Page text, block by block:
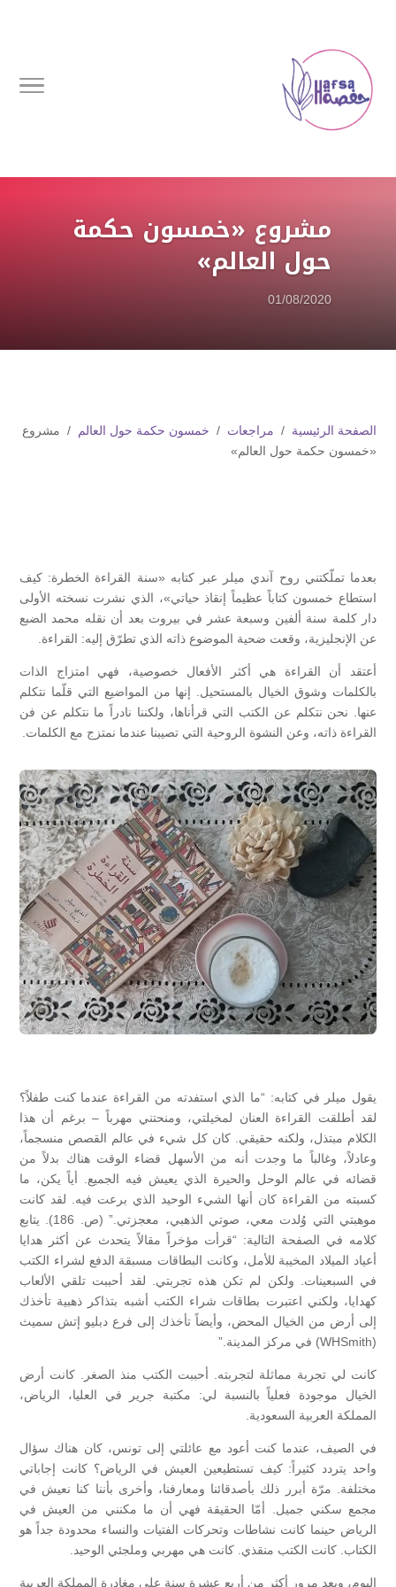
مشروع «خمسون حكمة
حول العالم»
01/08/2020
الصفحة الرئيسية / مراجعات / خمسون حكمة حول العالم
/ مشروع
«خمسون حكمة حول العالم»
بعدما تملّكتني روح آندي ميلر عبر كتابه «سنة القراءة الخطرة: كيف
استطاع خمسون كتاباً عظيماً إنقاذ حياتي»، الذي نشرت نسخته الأولى
دار كلمة سنة ألفين وسبعة عشر في بيروت بعد أن نقله محمد الضبع
عن الإنجليزية، وقعت ضحية الموضوع ذاته الذي تطرّق إليه: القراءة.
أعتقد أن القراءة هي أكثر الأفعال خصوصية، فهي امتزاج الذات
بالكلمات وشوق الخيال بالمستحيل. إنها من المواضيع التي قلّما نتكلم
عنها. نحن نتكلم عن الكتب التي قرأناها، ولكننا نادراً ما نتكلم عن فن
القراءة ذاته، وعن النشوة الروحية التي تصيبنا عندما نمتزج مع الكلمات.
يقول ميلر في كتابه: “ما الذي استفدته من القراءة عندما كنت طفلاً؟
لقد أطلقت القراءة العنان لمخيلتي، ومنحتني مهرباً – برغم أن هذا
الكلام مبتذل، ولكنه حقيقي. كان كل شيء في عالم القصص منسجماً،
وعادلاً، وغالباً ما وجدت أنه من الأسهل قضاء الوقت هناك بدلاً من
قضائه في عالم الوحل والحيرة الذي يعيش فيه الجميع. أياً يكن، ما
كسبته من القراءة كان أنها الشيء الوحيد الذي برعت فيه. لقد كانت
موهبتي التي وُلدت معي، صوتي الذهبي، معجزتي.” (ص. 186). يتابع
كلامه في الصفحة التالية: “قرأت مؤخراً مقالاً يتحدث عن أكثر هدايا
أعياد الميلاد المخيبة للأمل، وكانت البطاقات مسبقة الدفع لشراء الكتب
في السبعينات. ولكن لم تكن هذه تجربتي. لقد أحببت تلقي الألعاب
كهدايا، ولكني اعتبرت بطاقات شراء الكتب أشبه بتذاكر ذهبية تأخذك
إلى أرض من الخيال المحض، وأيضاً تأخذك إلى فرع دبليو إتش سميث
(WHSmith) في مركز المدينة.”
كانت لي تجربة مماثلة لتجربته. أحببت الكتب منذ الصغر. كانت أرض
الخيال موجودة فعلياً بالنسبة لي: مكتبة جرير في العليا، الرياض،
المملكة العربية السعودية.
في الصيف، عندما كنت أعود مع عائلتي إلى تونس، كان هناك سؤال
واحد يتردد كثيراً: كيف تستطيعين العيش في الرياض؟ كانت إجاباتي
مختلفة. مرّة أبرر ذلك بأصدقائنا ومعارفنا، وأخرى بأننا كنا نعيش في
مجمع سكني جميل. أمّا الحقيقة فهي أن ما مكنني من العيش في
الرياض حينما كانت نشاطات وتحركات الفتيات والنساء محدودة جداً هو
الكتاب. كانت الكتب منقذي. كانت هي مهربي وملجئي الوحيد.
اليوم، وبعد مرور أكثر من أربع عشرة سنة على مغادرة المملكة العربية